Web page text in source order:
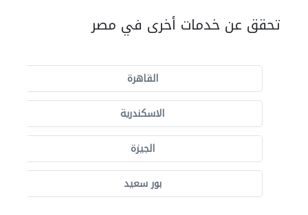
تحقق عن خدمات أخرى في مصر
القاهرة
الاسكندرية
الجيزة
بور سعيد